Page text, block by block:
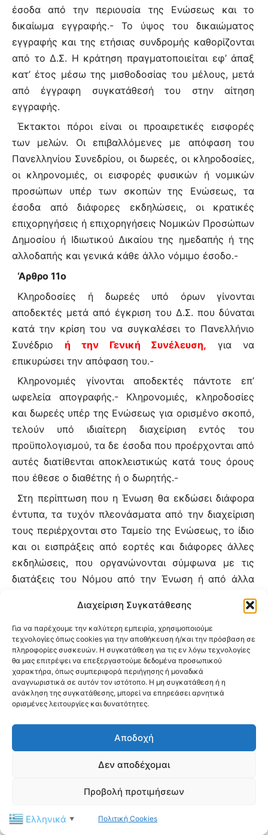
Διαχείριση Συγκατάθεσης
Για να παρέχουμε την καλύτερη εμπειρία, χρησιμοποιούμε
τεχνολογίες όπως cookies για την αποθήκευση ή/και την πρόσβαση σε
πληροφορίες συσκευών. Η συγκατάθεση για τις εν λόγω τεχνολογίες
θα μας επιτρέψει να επεξεργαστούμε δεδομένα προσωπικού
χαρακτήρα, όπως συμπεριφορά περιήγησης ή μοναδικά
αναγνωριστικά σε αυτόν τον ιστότοπο. Η μη συγκατάθεση ή η
ανάκληση της συγκατάθεσης, μπορεί να επηρεάσει αρνητικά
ορισμένες λειτουργίες και δυνατότητες.
Αποδοχή
Δεν αποδέχομαι
Προβολή προτιμήσεων
Πολιτική Cookies
έσοδα από την περιουσία της Ενώσεως και το
δικαίωμα εγγραφής.- Το ύψος του δικαιώματος
εγγραφής και της ετήσιας συνδρομής καθορίζονται
από το Δ.Σ. Η κράτηση πραγματοποιείται εφ’ άπαξ
κατ’ έτος μέσω της μισθοδοσίας του μέλους, μετά
από έγγραφη συγκατάθεσή του στην αίτηση
εγγραφής.
Έκτακτοι πόροι είναι οι προαιρετικές εισφορές
των μελών. Οι επιβαλλόμενες με απόφαση του
Πανελληνίου Συνεδρίου, οι δωρεές, οι κληροδοσίες,
οι κληρονομιές, οι εισφορές φυσικών ή νομικών
προσώπων υπέρ των σκοπών της Ενώσεως, τα
έσοδα από διάφορες εκδηλώσεις, οι κρατικές
επιχορηγήσεις ή επιχορηγήσεις Νομικών Προσώπων
Δημοσίου ή Ιδιωτικού Δικαίου της ημεδαπής ή της
αλλοδαπής και γενικά κάθε άλλο νόμιμο έσοδο.-
‘Αρθρο 11ο
Κληροδοσίες ή δωρεές υπό όρων γίνονται
αποδεκτές μετά από έγκριση του Δ.Σ. που δύναται
κατά την κρίση του να συγκαλέσει το Πανελλήνιο
Συνέδριο ή την Γενική Συνέλευση, για να
επικυρώσει την απόφαση του.-
Κληρονομιές γίνονται αποδεκτές πάντοτε επ’
ωφελεία απογραφής.- Κληρονομιές, κληροδοσίες
και δωρεές υπέρ της Ενώσεως για ορισμένο σκοπό,
τελούν υπό ιδιαίτερη διαχείριση εντός του
προϋπολογισμού, τα δε έσοδα που προέρχονται από
αυτές διατίθενται αποκλειστικώς κατά τους όρους
που έθεσε ο διαθέτης ή ο δωρητής.-
Στη περίπτωση που η Ένωση θα εκδώσει διάφορα
έντυπα, τα τυχόν πλεονάσματα από την διαχείριση
τους περιέρχονται στο Ταμείο της Ενώσεως, το ίδιο
και οι εισπράξεις από εορτές και διάφορες άλλες
εκδηλώσεις, που οργανώνονται σύμφωνα με τις
διατάξεις του Νόμου από την Ένωση ή από άλλα
ημεδαπή ή στην αλλοδαπή.-
Για τις τυχόν επιχορηγήσεις του Δημοσίου ή
Νομικών Προσώπων Δημοσίου ή Ιδιωτικού Δικαίου
της ημεδαπής ή αλλοδαπής για ειδικούς σκοπούς
της Ενώσεως, γίνεται ιδιαίτερη απεικόνιση για να
είναι ευχερής η απόδοση λογαριασμού.-
Τα έσοδα από τις εισφορές των μελών
συγκεντρώνονται από τον Ταμία του Εθνικού
Τμήματος κάθε χρόνο.- Από το σύνολο των
οποίου καθορίζεται από το Διεθνές Συμβούλιο, το
χρηματικό ποσό του οποίου το αργότερο μέχρι την
Ελληνικά ▼